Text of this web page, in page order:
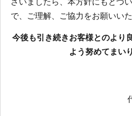
ざいましたら、本方針にもとづ
で、ご理解、ご協力をお願いいた
今後も引き続きお客様とのより
よう努めてまい